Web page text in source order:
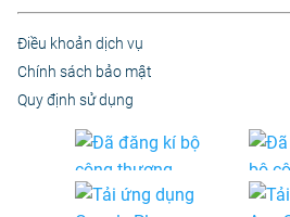
Điều khoản dịch vụ
Chính sách bảo mật
Quy định sử dụng